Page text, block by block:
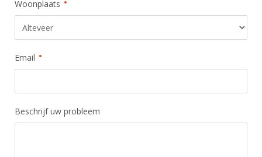
Woonplaats
Email
Beschrijf uw probleem